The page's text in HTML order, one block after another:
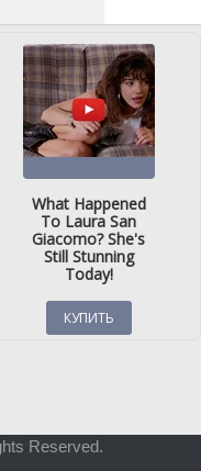
Reserved.